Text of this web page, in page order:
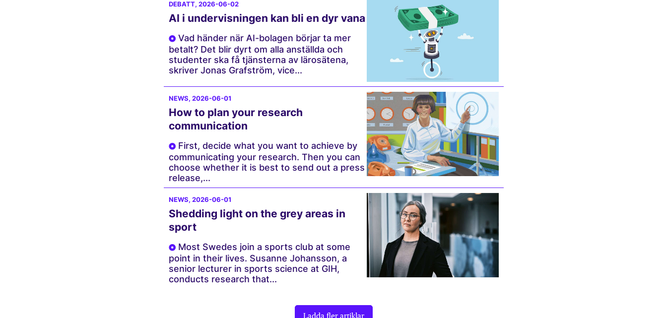
DEBATT, 2026-06-02
AI i undervisningen kan bli en dyr vana
Vad händer när AI-bolagen börjar ta mer
betalt? Det blir dyrt om alla anställda och
studenter ska få tjänsterna av lärosätena,
skriver Jonas Grafström, vice...
NEWS, 2026-06-01
How to plan your research
communication
First, decide what you want to achieve by
communicating your research. Then you can
choose whether it is best to send out a press
release,...
NEWS, 2026-06-01
Shedding light on the grey areas in
sport
Most Swedes join a sports club at some
point in their lives. Susanne Johansson, a
senior lecturer in sports science at GIH,
conducts research that...
Ladda fler artiklar